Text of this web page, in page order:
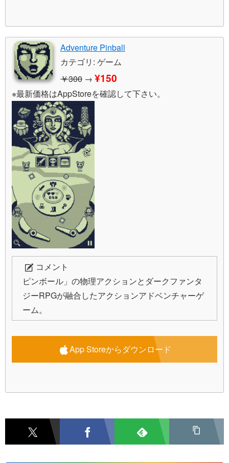
Adventure Pinball
カテゴリ: ゲーム
￥300 → ¥150
※最新価格はAppStoreを確認して下さい。
コメント
ピンボール」の物理アクションとダークファンタ
ジーRPGが融合したアクションアドベンチャーゲ
ーム。
App Storeからダウンロード